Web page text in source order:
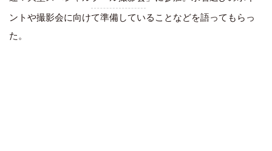
ントや撮影会に向けて準備していることなどを語ってもらっ
た。